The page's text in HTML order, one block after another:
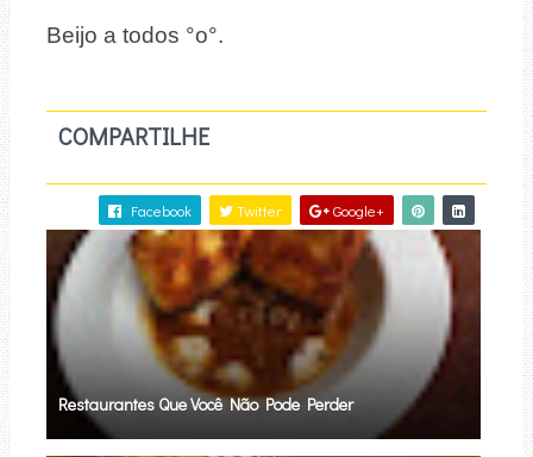
Beijo a todos °o°.
COMPARTILHE
Facebook Twitter Google+
Restaurantes Que Você Não Pode Perder